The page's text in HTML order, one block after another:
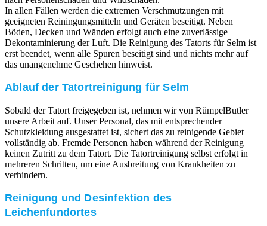
In allen Fällen werden die extremen Verschmutzungen mit
geeigneten Reiningungsmitteln und Geräten beseitigt. Neben
Böden, Decken und Wänden erfolgt auch eine zuverlässige
Dekontaminierung der Luft. Die Reinigung des Tatorts für Selm ist
erst beendet, wenn alle Spuren beseitigt sind und nichts mehr auf
das unangenehme Geschehen hinweist.
Ablauf der Tatortreinigung für Selm
Sobald der Tatort freigegeben ist, nehmen wir von RümpelButler
unsere Arbeit auf. Unser Personal, das mit entsprechender
Schutzkleidung ausgestattet ist, sichert das zu reinigende Gebiet
vollständig ab. Fremde Personen haben während der Reinigung
keinen Zutritt zu dem Tatort. Die Tatortreinigung selbst erfolgt in
mehreren Schritten, um eine Ausbreitung von Krankheiten zu
verhindern.
Reinigung und Desinfektion des
Leichenfundortes